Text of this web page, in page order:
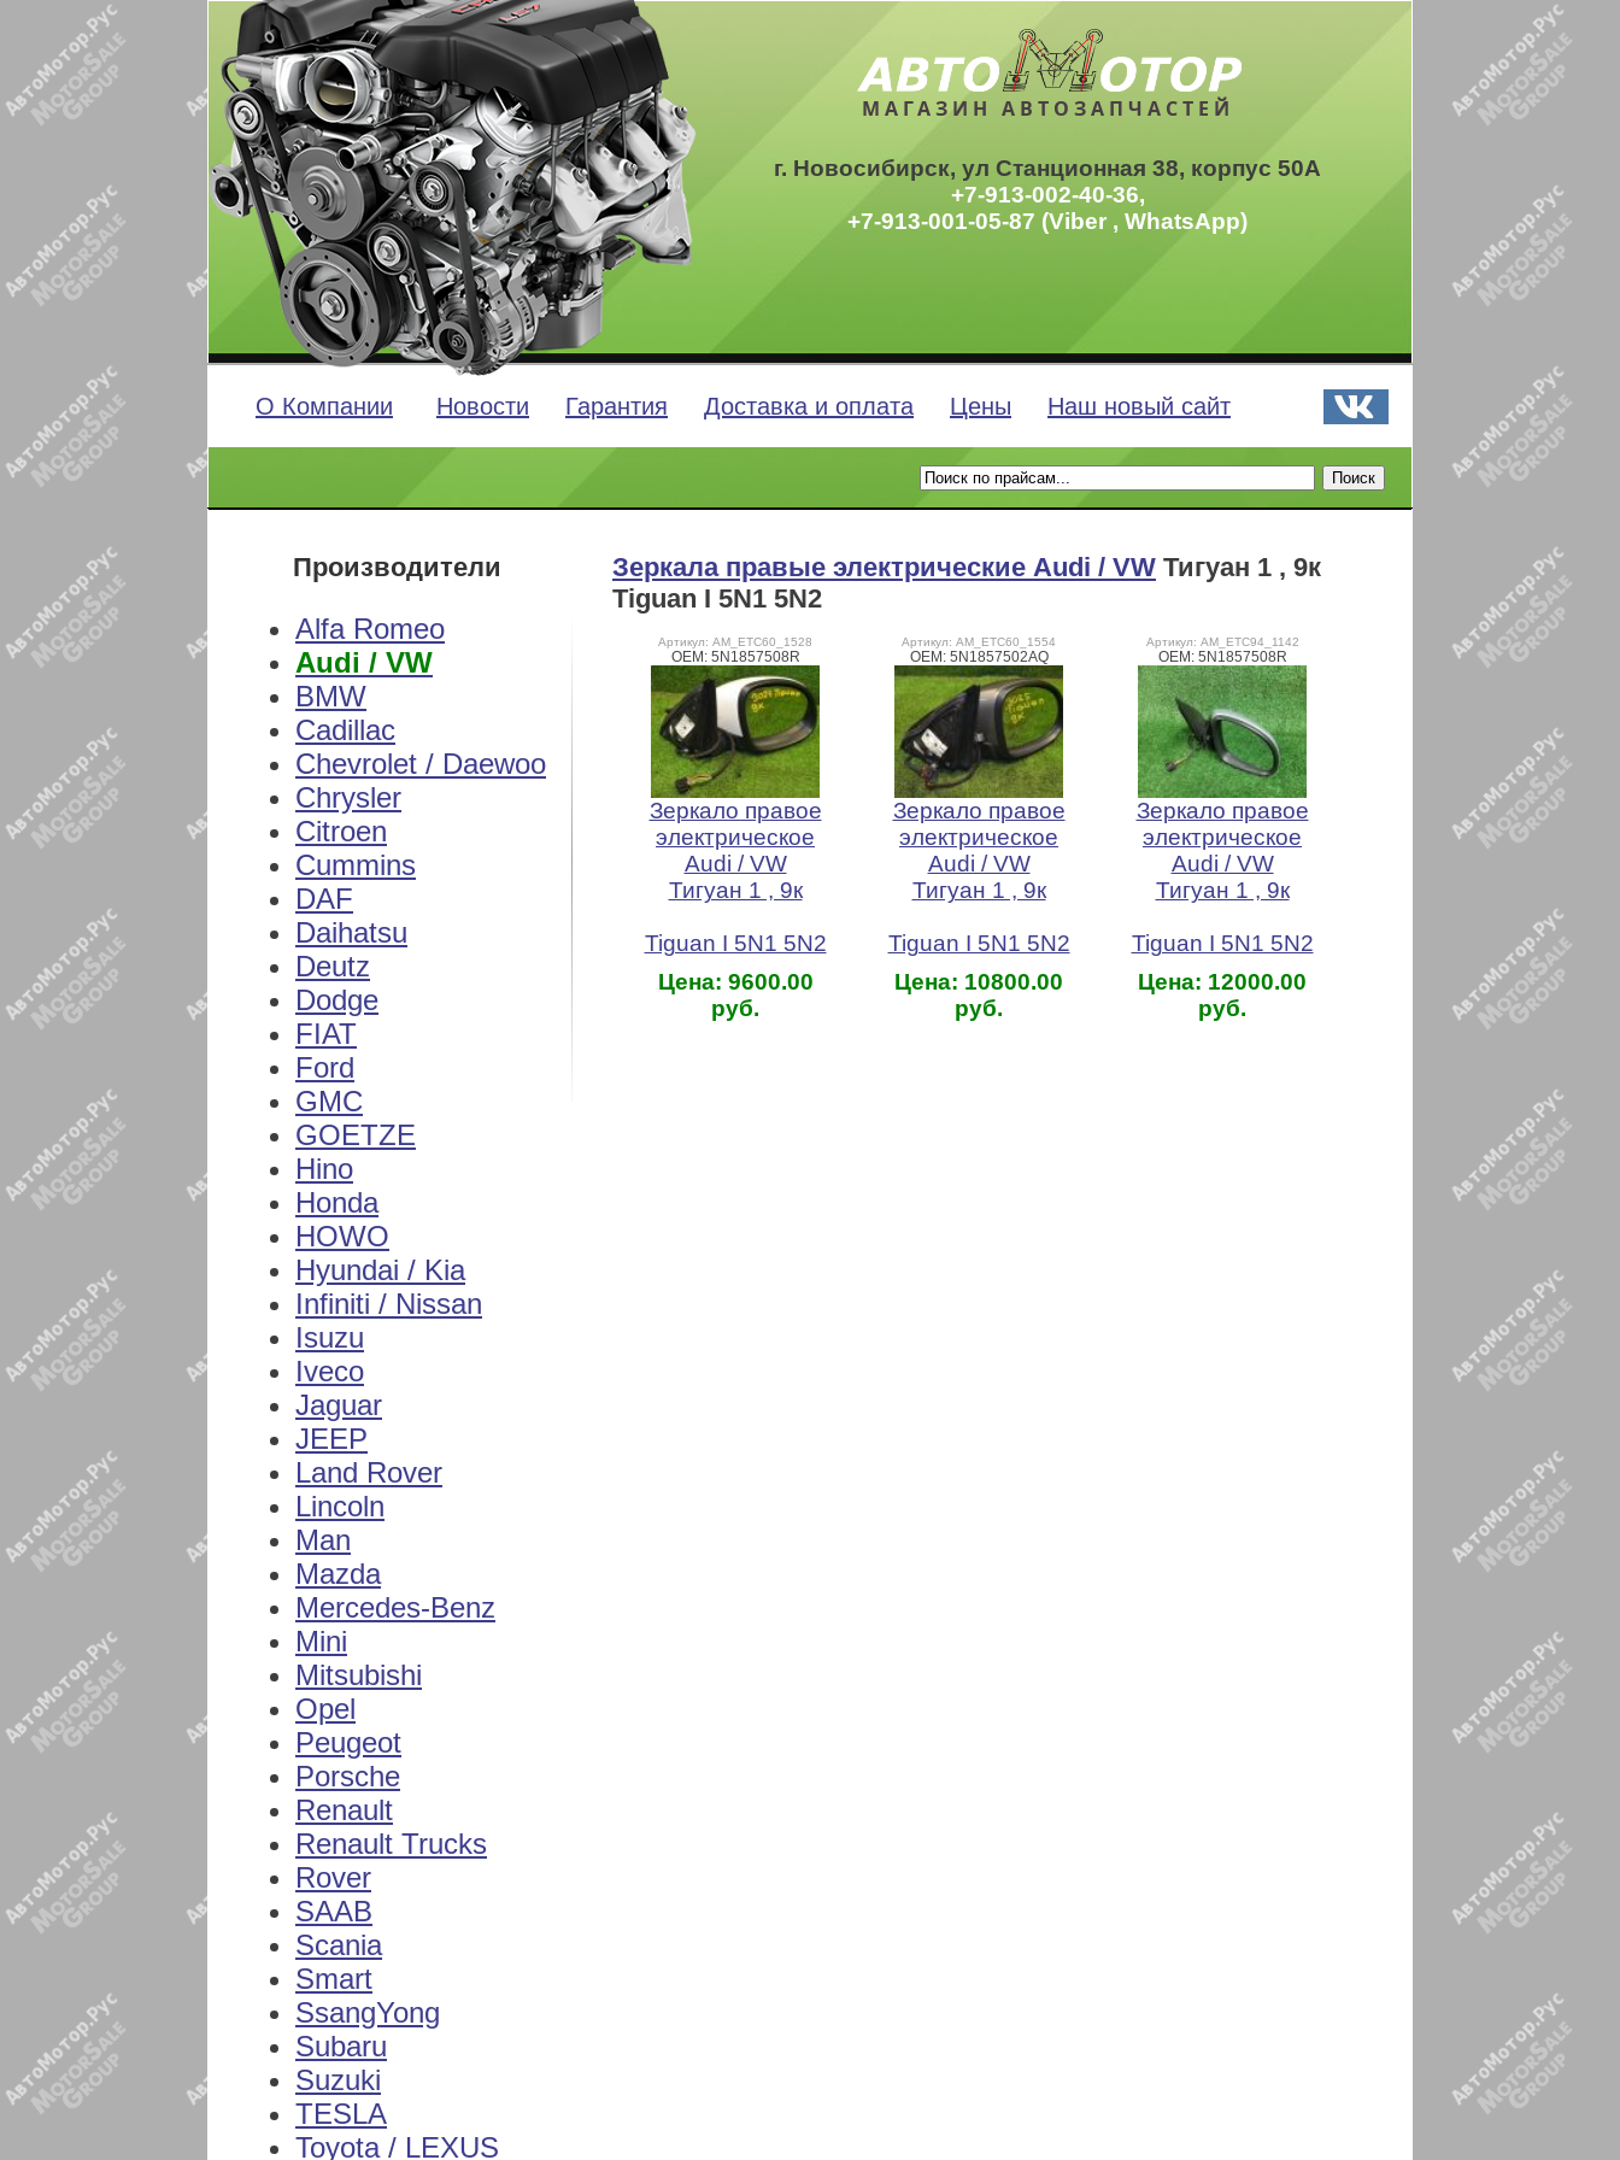
МАГАЗИН АВТОЗАПЧАСТЕЙ
г. Новосибирск, ул Станционная 38, корпус 50А
+7-913-002-40-36,
+7-913-001-05-87 (Viber , WhatsApp)
О Компании Новости Гарантия Доставка и оплата Цены Наш новый сайт
Производители
Alfa Romeo
Audi / VW
BMW
Cadillac
Chevrolet / Daewoo
Chrysler
Citroen
Cummins
DAF
Daihatsu
Deutz
Dodge
FIAT
Ford
GMC
GOETZE
Hino
Honda
HOWO
Hyundai / Kia
Infiniti / Nissan
Isuzu
Iveco
Jaguar
JEEP
Land Rover
Lincoln
Man
Mazda
Mercedes-Benz
Mini
Mitsubishi
Opel
Peugeot
Porsche
Renault
Renault Trucks
Rover
SAAB
Scania
Smart
SsangYong
Subaru
Suzuki
TESLA
Toyota / LEXUS
Зеркала правые электрические Audi / VW Тигуан 1 , 9к
Tiguan I 5N1 5N2
Артикул: AM_ETC60_1528
OEM: 5N1857508R
Зеркало правое
электрическое
Audi / VW
Тигуан 1 , 9к
Tiguan I 5N1 5N2
Цена: 9600.00
руб.
Артикул: AM_ETC60_1554
OEM: 5N1857502AQ
Зеркало правое
электрическое
Audi / VW
Тигуан 1 , 9к
Tiguan I 5N1 5N2
Цена: 10800.00
руб.
Артикул: AM_ETC94_1142
OEM: 5N1857508R
Зеркало правое
электрическое
Audi / VW
Тигуан 1 , 9к
Tiguan I 5N1 5N2
Цена: 12000.00
руб.